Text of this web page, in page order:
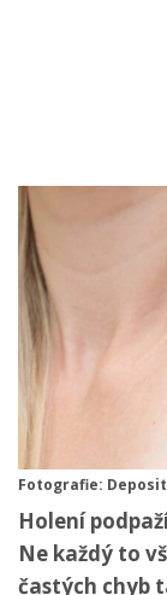
Fotografie:
Holení
Ne každý to
častých chyb